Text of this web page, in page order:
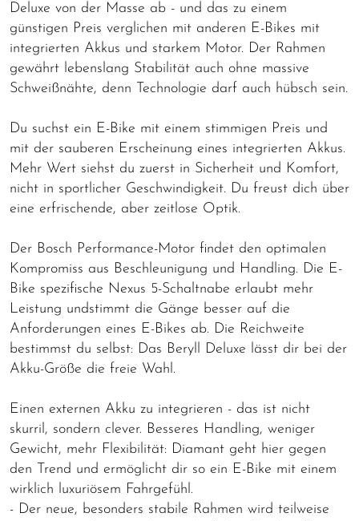
Deluxe von der Masse ab - und das zu einem
günstigen Preis verglichen mit anderen E-Bikes mit
integrierten Akkus und starkem Motor. Der Rahmen
gewährt lebenslang Stabilität auch ohne massive
Schweißnähte, denn Technologie darf auch hübsch sein.
Du suchst ein E-Bike mit einem stimmigen Preis und
mit der sauberen Erscheinung eines integrierten Akkus.
Mehr Wert siehst du zuerst in Sicherheit und Komfort,
nicht in sportlicher Geschwindigkeit. Du freust dich über
eine erfrischende, aber zeitlose Optik.
Der Bosch Performance-Motor findet den optimalen
Kompromiss aus Beschleunigung und Handling. Die E-
Bike spezifische Nexus 5-Schaltnabe erlaubt mehr
Leistung undstimmt die Gänge besser auf die
Anforderungen eines E-Bikes ab. Die Reichweite
bestimmst du selbst: Das Beryll Deluxe lässt dir bei der
Akku-Größe die freie Wahl.
Einen externen Akku zu integrieren - das ist nicht
skurril, sondern clever. Besseres Handling, weniger
Gewicht, mehr Flexibilität: Diamant geht hier gegen
den Trend und ermöglicht dir so ein E-Bike mit einem
wirklich luxuriösem Fahrgefühl.
- Der neue, besonders stabile Rahmen wird teilweise